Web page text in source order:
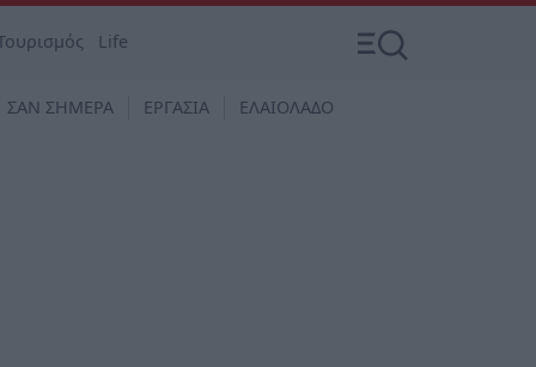
Life
ΣΑΝ ΣΗΜΕΡΑ ΕΡΓΑΣΙΑ ΕΛΑΙΟΛΑΔΟ